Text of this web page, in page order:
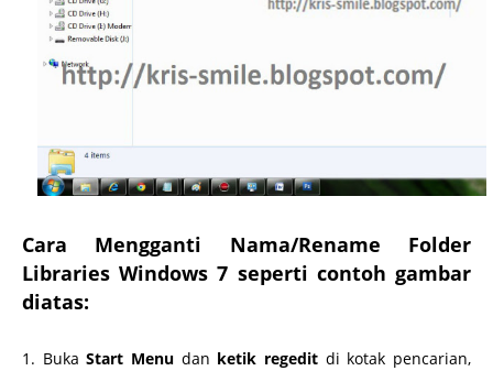
Cara Mengganti Nama/Rename Folder
Libraries Windows 7 seperti contoh gambar
diatas:
1. BukaStart Menu dan ketik regedit di kotak pencarian,